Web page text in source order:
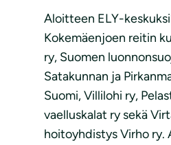
Aloitteen ELY-
Kokemäenjoen reitin
ry, Suomen
Satakunnan ja
Suomi, Villilohi ry,
vaelluskalat ry sekä
hoitoyhdistys Virho ry.